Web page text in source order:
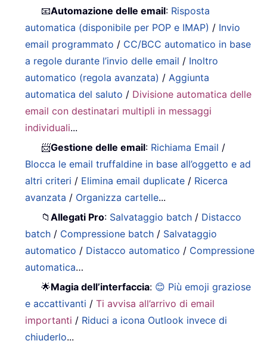
📧Automazione delle email: Risposta
automatica (disponibile per POP e IMAP) / Invio
email programmato / CC/BCC automatico in base
a regole durante l’invio delle email / Inoltro
automatico (regola avanzata) /Aggiunta
automatica del saluto / Divisione automatica delle
email con destinatari multipli in messaggi
individuali...
📨Gestione delle email: Richiama Email /
Blocca le email truffaldine in base all’oggetto e ad
altri criteri / Elimina email duplicate / Ricerca
avanzata / Organizza cartelle...
📁Allegati Pro: Salvataggio batch / Distacco
batch / Compressione batch / Salvataggio
automatico / Distacco automatico / Compressione
automatica…
🌟Magia dell’interfaccia: 😊 Più emoji graziose
e accattivanti /Ti avvisa all’arrivo di email
importanti / Riduci a icona Outlook invece di
chiuderlo...